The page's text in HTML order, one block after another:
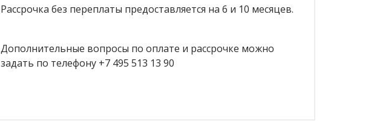
Рассрочка без переплаты предоставляется на 6 и 10 месяцев.
Дополнительные вопросы по оплате и рассрочке можно
задать по телефону +7 495 513 13 90